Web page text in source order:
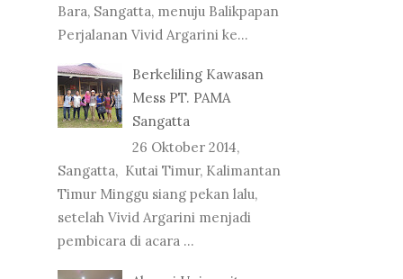
Bara, Sangatta, menuju Balikpapan
Perjalanan Vivid Argarini ke...
Berkeliling Kawasan
Mess PT. PAMA
Sangatta
26 Oktober 2014,
Sangatta, Kutai Timur, Kalimantan
Timur Minggu siang pekan lalu,
setelah Vivid Argarini menjadi
pembicara di acara ...